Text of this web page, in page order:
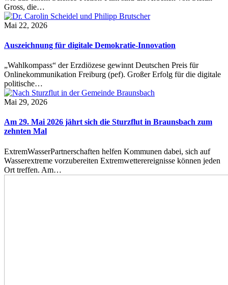
Gross, die…
Mai 22, 2026
Auszeichnung für digitale Demokratie-Innovation
„Wahlkompass“ der Erzdiözese gewinnt Deutschen Preis für
Onlinekommunikation Freiburg (pef). Großer Erfolg für die digitale
politische…
Mai 29, 2026
Am 29. Mai 2026 jährt sich die Sturzflut in Braunsbach zum
zehnten Mal
ExtremWasserPartnerschaften helfen Kommunen dabei, sich auf
Wasserextreme vorzubereiten Extremwetterereignisse können jeden
Ort treffen. Am…